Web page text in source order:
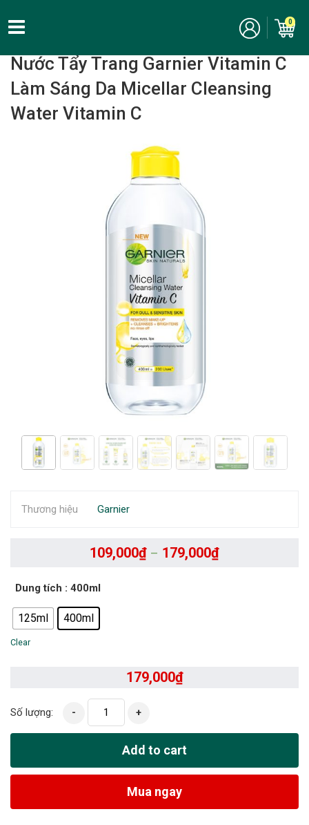
0
Home
Nước Tẩy Trang Garnier Vitamin C
Làm Sáng Da Micellar Cleansing
Water Vitamin C
109,000₫ – 179,000₫
Dung tích : 400ml
125ml 400ml
Clear
179,000₫
Số lượng: - +
Add to cart
Mua ngay
Thương hiệu Garnier